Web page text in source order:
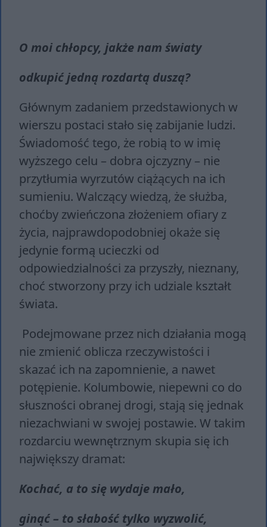
O moi chłopcy, jakże nam światy
odkupić jedną rozdartą duszą?
Głównym zadaniem przedstawionych w
wierszu postaci stało się zabijanie ludzi.
Świadomość tego, że robią to w imię
wyższego celu – dobra ojczyzny – nie
przytłumia wyrzutów ciążących na ich
sumieniu. Walczący wiedzą, że służba,
choćby zwieńczona złożeniem ofiary z
życia, najprawdopodobniej okaże się
jedynie formą ucieczki od
odpowiedzialności za przyszły, nieznany,
choć stworzony przy ich udziale kształt
świata.
Podejmowane przez nich działania mogą
nie zmienić oblicza rzeczywistości i
skazać ich na zapomnienie, a nawet
potępienie. Kolumbowie, niepewni co do
słuszności obranej drogi, stają się jednak
niezachwiani w swojej postawie. W takim
rozdarciu wewnętrznym skupia się ich
największy dramat:
Kochać, a to się wydaje mało,
ginąć – to słabość tylko wyzwolić,